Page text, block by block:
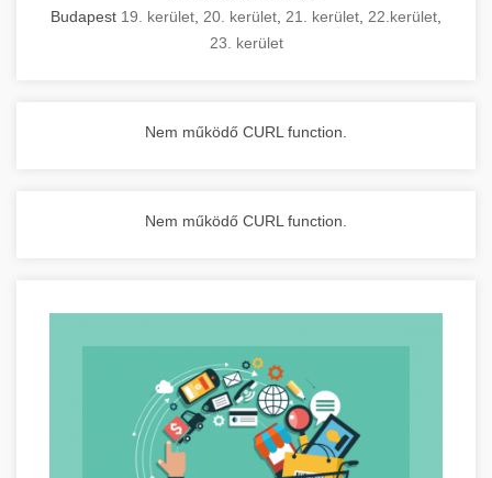
Budapest 19. kerület 20. kerület 21. kerület 22.kerület
23. kerület
Nem működő CURL function.
Nem működő CURL function.